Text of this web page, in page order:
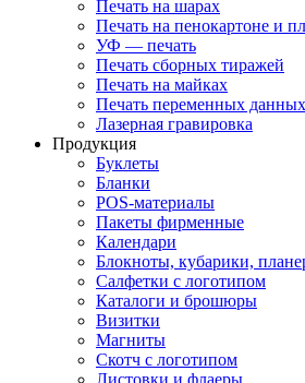
Печать на шарах
Печать на пенокартоне и
УФ — печать
Печать сборных тиражей
Печать на майках
Печать переменных данных
Лазерная гравировка
Продукция
Буклеты
Бланки
POS-материалы
Пакеты фирменные
Календари
Блокноты, кубарики,
Салфетки с логотипом
Каталоги и брошюры
Визитки
Магниты
Скотч с логотипом
Листовки и флаеры